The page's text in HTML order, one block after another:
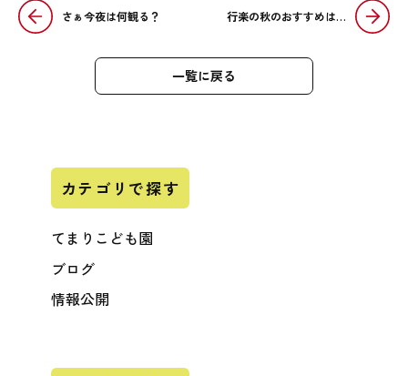
さぁ今夜は何観る？
一覧に戻る
行楽の秋のおすすめは…
カテゴリで探す
てまりこども園
ブログ
情報公開